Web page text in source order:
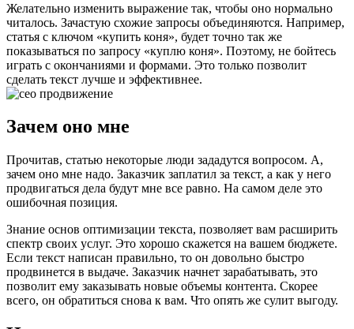
Желательно изменить выражение так, чтобы оно нормально
читалось. Зачастую схожие запросы объединяются. Например,
статья с ключом «купить коня», будет точно так же
показываться по запросу «куплю коня». Поэтому, не бойтесь
играть с окончаниями и формами. Это только позволит
сделать текст лучше и эффективнее.
Зачем оно мне
Прочитав, статью некоторые люди зададутся вопросом. А,
зачем оно мне надо. Заказчик заплатил за текст, а как у него
продвигаться дела будут мне все равно. На самом деле это
ошибочная позиция.
Знание основ оптимизации текста, позволяет вам расширить
спектр своих услуг. Это хорошо скажется на вашем бюджете.
Если текст написан правильно, то он довольно быстро
продвинется в выдаче. Заказчик начнет зарабатывать, это
позволит ему заказывать новые объемы контента. Скорее
всего, он обратиться снова к вам. Что опять же сулит выгоду.